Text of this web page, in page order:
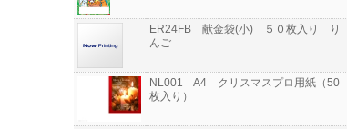
ER24FB 献金袋(小) ５０枚入り り
んご
NL001 A4 クリスマスプロ用紙（50
枚入り）